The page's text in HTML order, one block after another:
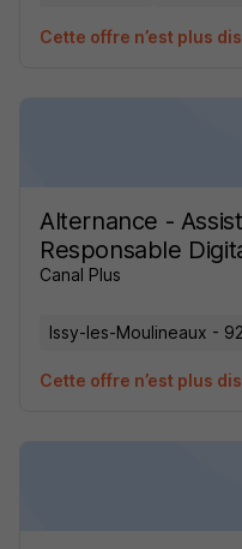
Cette offre n’est plus
Alternance -
Responsable
Canal Plus
Issy-les-Moulineaux - 92
Cette offre n’est plus